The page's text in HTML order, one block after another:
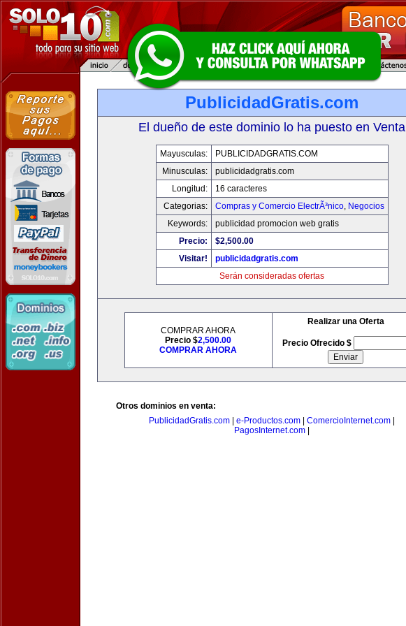
PublicidadGratis.com
El dueño de este dominio lo ha puesto en Venta
Mayusculas:
PUBLICIDADGRATIS.COM
Minusculas:
publicidadgratis.com
Longitud:
16 caracteres
Categorias:
Compras y Comercio ElectrÃ³nico, Negocios
Keywords:
publicidad promocion web gratis
Precio:
$2,500.00
Visitar!
publicidadgratis.com
Serán consideradas ofertas
COMPRAR AHORA
Precio $2,500.00
COMPRAR AHORA
Realizar una Oferta
Precio Ofrecido $
Otros dominios en venta:
PublicidadGratis.com
e-Productos.com ComercioInternet.com
PagosInternet.com